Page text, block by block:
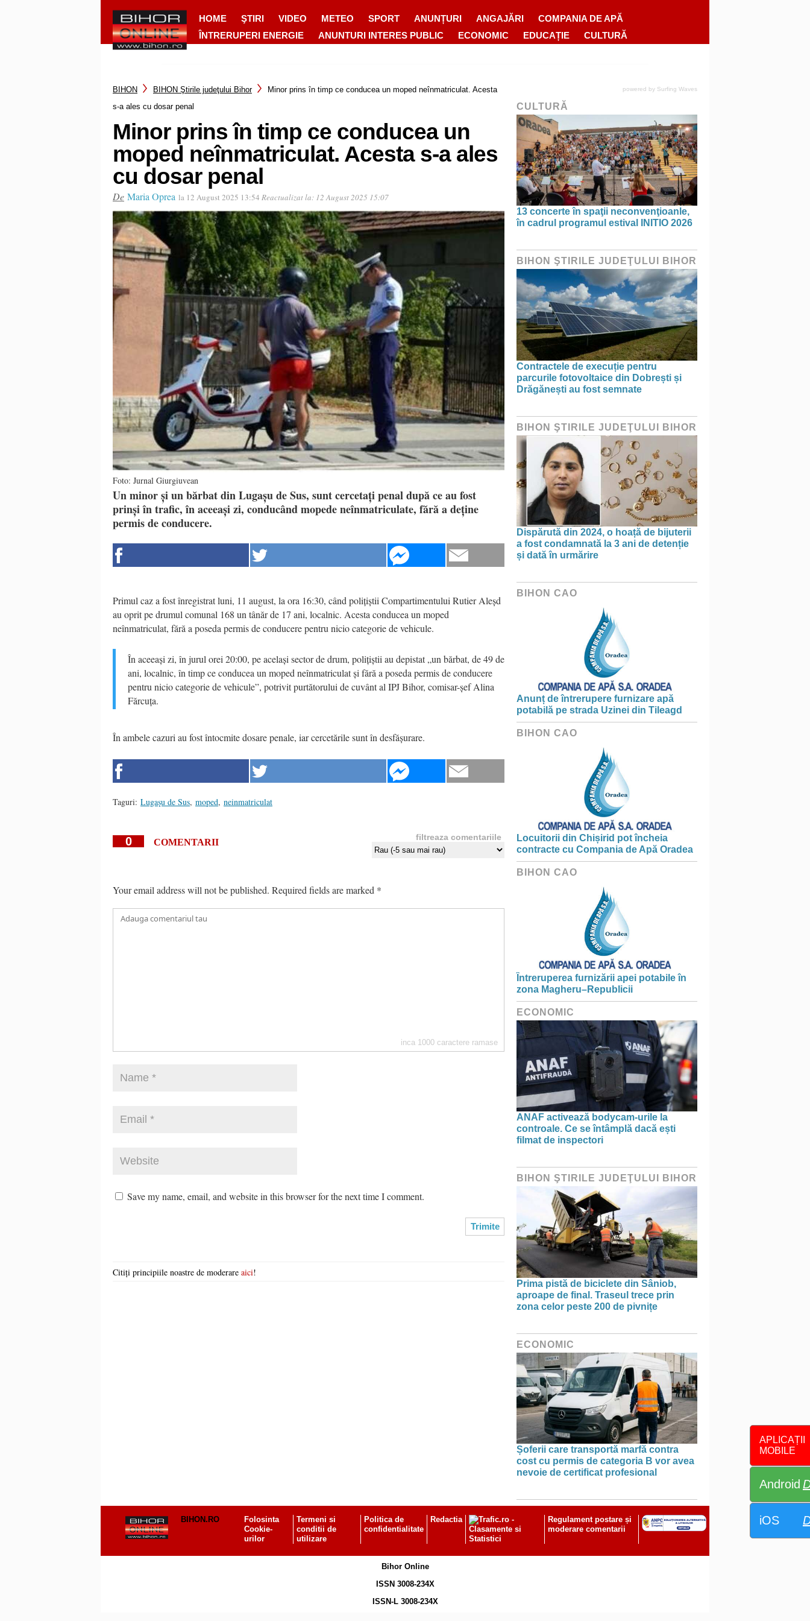
HOME ŞTIRI VIDEO METEO SPORT ANUNȚURI ANGAJĂRI
COMPANIA DE APĂ
ÎNTRERUPERI ENERGIE
ANUNTURI INTERES PUBLIC ECONOMIC EDUCAȚIE CULTURĂ
APLICAȚII
MOBILE
Android
iOS
BIHON BIHON Ştirile judeţului Bihor
Minor prins în timp ce conducea un moped neînmatriculat. Acesta
s-a ales cu dosar penal
Minor prins în timp ce conducea un
moped neînmatriculat. Acesta s-a ales
cu dosar penal
De Maria Oprea la 12 August 2025 13:54 Reactualizat la: 12 August 2025 15:07
Foto: Jurnal Giurgiuvean
Un minor și un bărbat din Lugașu de Sus, sunt cercetați penal după ce au fost
prinși în trafic, în aceeași zi, conducând mopede neînmatriculate, fără a deține
permis de conducere.
Primul caz a fost înregistrat luni, 11 august, la ora 16:30, când polițiștii Compartimentului Rutier Aleșd
au oprit pe drumul comunal 168 un tânăr de 17 ani, localnic. Acesta conducea un moped
neînmatriculat, fără a poseda permis de conducere pentru nicio categorie de vehicule.
În aceeași zi, în jurul orei 20:00, pe același sector de drum, polițiștii au depistat „un bărbat, de 49 de
ani, localnic, în timp ce conducea un moped neînmatriculat și fără a poseda permis de conducere
pentru nicio categorie de vehicule”, potrivit purtătorului de cuvânt al IPJ Bihor, comisar-șef Alina
Fărcuța.
În ambele cazuri au fost întocmite dosare penale, iar cercetările sunt în desfășurare.
Taguri: Lugaşu de Sus, moped, neinmatriculat
0 COMENTARII filtreaza comentariile
Your email address will not be published. Required fields are marked *
inca 1000 caractere ramase
Save my name, email, and website in this browser for the next time I comment.
Citiți principiile noastre de moderare aici!
powered by Surfing Waves
CULTURĂ
13 concerte în spaţii neconvenţioanle,
în cadrul programul estival INITIO 2026
BIHON ŞTIRILE JUDEŢULUI BIHOR
Contractele de execuție pentru
parcurile fotovoltaice din Dobrești și
Drăgănești au fost semnate
BIHON ŞTIRILE JUDEŢULUI BIHOR
Dispărută din 2024, o hoață de bijuterii
a fost condamnată la 3 ani de detenție
și dată în urmărire
BIHON CAO
Anunț de întrerupere furnizare apă
potabilă pe strada Uzinei din Tileagd
BIHON CAO
Locuitorii din Chișirid pot încheia
contracte cu Compania de Apă Oradea
BIHON CAO
Întreruperea furnizării apei potabile în
zona Magheru–Republicii
ECONOMIC
ANAF activează bodycam-urile la
controale. Ce se întâmplă dacă ești
filmat de inspectori
BIHON ŞTIRILE JUDEŢULUI BIHOR
Prima pistă de biciclete din Sâniob,
aproape de final. Traseul trece prin
zona celor peste 200 de pivnițe
ECONOMIC
Șoferii care transportă marfă contra
cost cu permis de categoria B vor avea
nevoie de certificat profesional
BIHON.RO
Folosinta
Cookie-
urilor
Termeni si
conditii de
utilizare
Politica de
confidentialitate
Redactia
Regulament postare și
moderare comentarii
Bihor Online
ISSN 3008-234X
ISSN-L 3008-234X